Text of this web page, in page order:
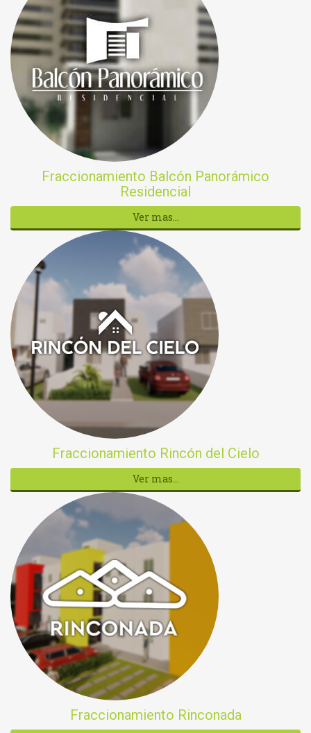
Fraccionamiento Balcón Panorámico
Residencial
Ver mas...
Fraccionamiento Rincón del Cielo
Ver mas...
Fraccionamiento Rinconada